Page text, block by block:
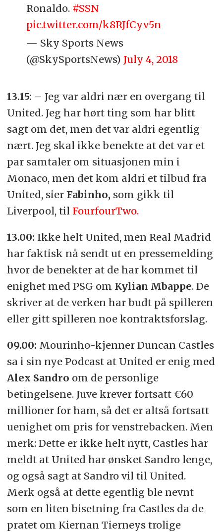
Ronaldo. #SSN
pic.twitter.com/k8RJfCyv5n
— Sky Sports News
(@SkySportsNews) July 4, 2018
13.15: – Jeg var aldri nær en overgang til
United. Jeg har hørt ting som har blitt
sagt om det, men det var aldri egentlig
nært. Jeg skal ikke benekte at det var et
par samtaler om situasjonen min i
Monaco, men det kom aldri et tilbud fra
United, sier Fabinho, som gikk til
Liverpool, til FourfourTwo.
13.00: Ikke helt United, men Real Madrid
har faktisk nå sendt ut en pressemelding
hvor de benekter at de har kommet til
enighet med PSG om Kylian Mbappe. De
skriver at de verken har budt på spilleren
eller gitt spilleren noe kontraktsforslag.
09.00: Mourinho-kjenner Duncan Castles
sa i sin nye Podcast at United er enig med
Alex Sandro om de personlige
betingelsene. Juve krever fortsatt €60
millioner for ham, så det er altså fortsatt
uenighet om pris for venstrebacken. Men
merk: Dette er ikke helt nytt, Castles har
meldt at United har ønsket Sandro lenge,
og også sagt at Sandro vil til United.
Merk også at dette egentlig ble nevnt
som en liten bisetning fra Castles da de
pratet om Kiernan Tierneys trolige